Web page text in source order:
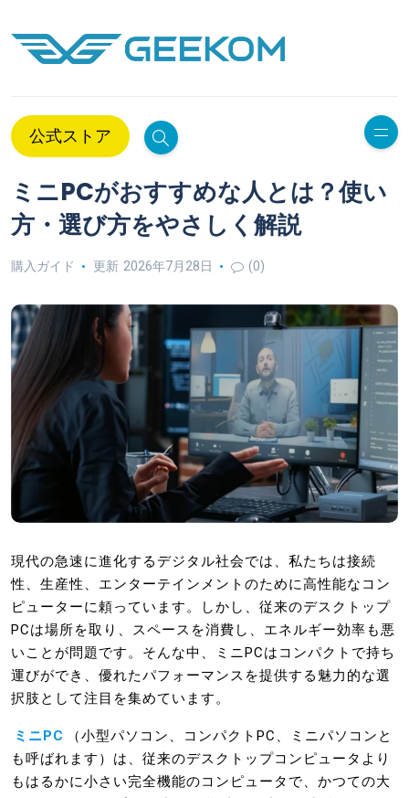
公式ストア
ミニPCがおすすめな人とは？使い
方・選び方をやさしく解説
購入ガイド 更新 2026年7月28日 (0)
現代の急速に進化するデジタル社会では、私たちは接続
性、生産性、エンターテインメントのために高性能なコン
ピューターに頼っています。しかし、従来のデスクトップ
PCは場所を取り、スペースを消費し、エネルギー効率も悪
いことが問題です。そんな中、ミニPCはコンパクトで持ち
運びができ、優れたパフォーマンスを提供する魅力的な選
択肢として注目を集めています。
ミニPC
（小型パソコン、コンパクトPC、ミニパソコンと
も呼ばれます）は、従来のデスクトップコンピュータより
もはるかに小さい完全機能のコンピュータで、かつての大